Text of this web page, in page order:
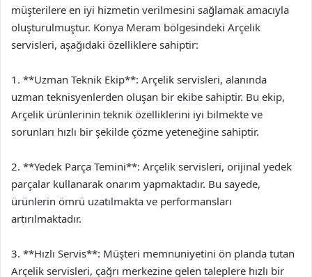
müşterilere en iyi hizmetin verilmesini sağlamak amacıyla
oluşturulmuştur. Konya Meram bölgesindeki Arçelik
servisleri, aşağıdaki özelliklere sahiptir:
1. **Uzman Teknik Ekip**: Arçelik servisleri, alanında
uzman teknisyenlerden oluşan bir ekibe sahiptir. Bu ekip,
Arçelik ürünlerinin teknik özelliklerini iyi bilmekte ve
sorunları hızlı bir şekilde çözme yeteneğine sahiptir.
2. **Yedek Parça Temini**: Arçelik servisleri, orijinal yedek
parçalar kullanarak onarım yapmaktadır. Bu sayede,
ürünlerin ömrü uzatılmakta ve performansları
artırılmaktadır.
3. **Hızlı Servis**: Müşteri memnuniyetini ön planda tutan
Arçelik servisleri, çağrı merkezine gelen taleplere hızlı bir